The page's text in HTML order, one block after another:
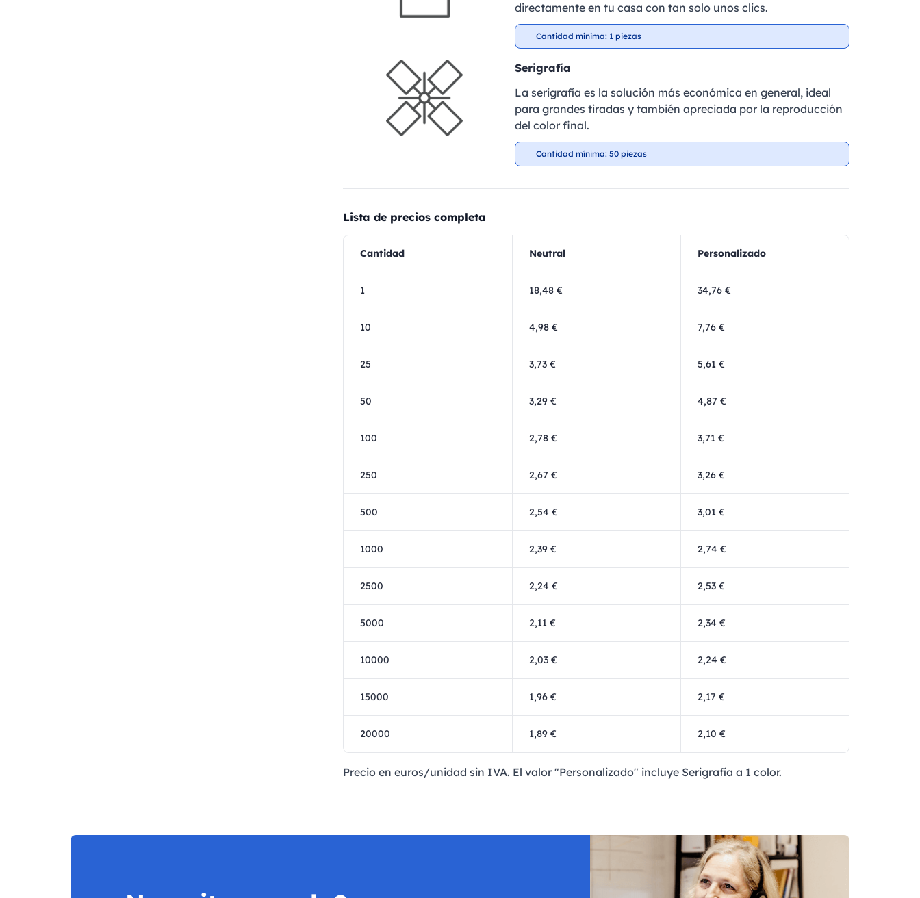
directamente en tu casa con tan solo unos clics.
Cantidad mínima: 1 piezas
Serigrafía
La serigrafía es la solución más económica en general, ideal
para grandes tiradas y también apreciada por la reproducción
del color final.
Cantidad mínima: 50 piezas
Lista de precios completa
Cantidad Neutral Personalizado
1 18,48 € 34,76 €
10 4,98 € 7,76 €
25 3,73 € 5,61 €
50 3,29 € 4,87 €
100 2,78 € 3,71 €
250 2,67 € 3,26 €
500 2,54 € 3,01 €
1000 2,39 € 2,74 €
2500 2,24 € 2,53 €
5000 2,11 € 2,34 €
10000 2,03 € 2,24 €
15000 1,96 € 2,17 €
20000 1,89 € 2,10 €
Precio en euros/unidad sin IVA. El valor "Personalizado" incluye Serigrafía a 1 color.